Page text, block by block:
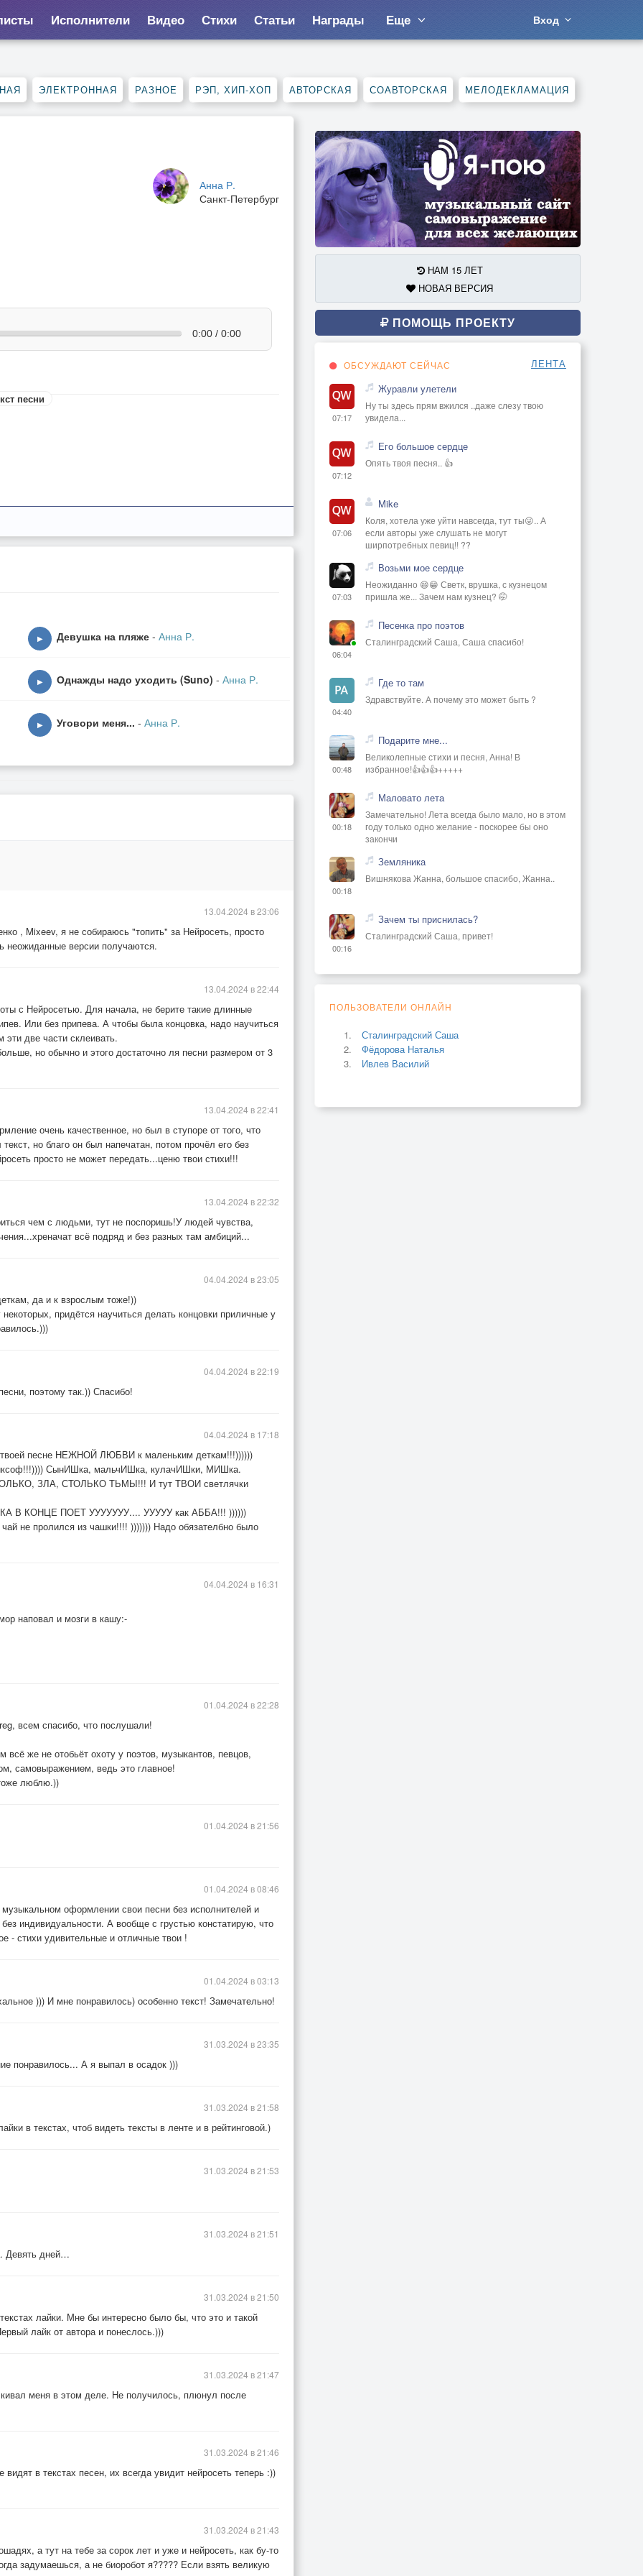
Исполнители Видео Стихи Статьи Награды Еще Вход
ЭЛЕКТРОННАЯ РАЗНОЕ РЭП, ХИП-ХОП АВТОРСКАЯ СОАВТОРСКАЯ МЕЛОДЕКЛАМАЦИЯ
Анна Р.
Санкт-Петербург
0:00 / 0:00
песни
▶ Девушка на пляже - Анна Р.
▶ Однажды надо уходить (Suno) - Анна Р.
▶ Уговори меня... - Анна Р.
, Mixeev, я не собираюсь "топить" за Нейросеть, просто
неожиданные версии получаются.
13.04.2024 в 23:06
с Нейросетью. Для начала, не берите такие длинные
Или без припева. А чтобы была концовка, надо научиться
две части склеивать.
но обычно и этого достаточно ля песни размером от 3
13.04.2024 в 22:44
очень качественное, но был в ступоре от того, что
но благо он был напечатан, потом прочёл его без
просто не может передать...ценю твои стихи!!!
13.04.2024 в 22:41
чем с людьми, тут не поспоришь!У людей чувства,
всё подряд и без разных там амбиций...
13.04.2024 в 22:32
да и к взрослым тоже!))
придётся научиться делать концовки приличные у
04.04.2024 в 23:05
поэтому так.)) Спасибо!
04.04.2024 в 22:19
твоей песне НЕЖНОЙ ЛЮБВИ к маленьким деткам!!!))))))
СынИШка, мальчИШка, кулачИШки, МИШка.
ЗЛА, СТОЛЬКО ТЬМЫ!!! И тут ТВОИ светлячки
В КОНЦЕ ПОЕТ УУУУУУУ.... УУУУУ как АББА!!! ))))))
не пролился из чашки!!!! ))))))) Надо обязателбно было
04.04.2024 в 17:18
наповал и мозги в кашу:-
04.04.2024 в 16:31
всем спасибо, что послушали!
же не отобьёт охоту у поэтов, музыкантов, певцов,
самовыражением, ведь это главное!
люблю.))
01.04.2024 в 22:28
01.04.2024 в 21:56
оформлении свои песни без исполнителей и
индивидуальности. А вообще с грустью констатирую, что
- стихи удивительные и отличные твои !
01.04.2024 в 08:46
))) И мне понравилось) особенно текст! Замечательно!
01.04.2024 в 03:13
понравилось... А я выпал в осадок )))
31.03.2024 в 23:35
в текстах, чтоб видеть тексты в ленте и в рейтинговой.)
31.03.2024 в 21:58
31.03.2024 в 21:53
Девять дней…
31.03.2024 в 21:51
лайки. Мне бы интересно было бы, что это и такой
лайк от автора и понеслось.)))
31.03.2024 в 21:50
меня в этом деле. Не получилось, плюнул после
31.03.2024 в 21:47
в текстах песен, их всегда увидит нейросеть теперь :))
31.03.2024 в 21:46
а тут на тебе за сорок лет и уже и нейросеть, как бу-то
задумаешься, а не биоробот я????? Если взять великую
31.03.2024 в 21:43
НАМ 15 ЛЕТ
НОВАЯ ВЕРСИЯ
ПОМОЩЬ ПРОЕКТУ
ОБСУЖДАЮТ СЕЙЧАС ЛЕНТА
07:17
Журавли улетели
Ну ты здесь прям вжился ..даже слезу твою
увидела...
07:12
Его большое сердце
Опять твоя песня.. 👍
07:06
Mike
Коля, хотела уже уйти навсегда, тут ты😜.. А
если авторы уже слушать не могут
ширпотребных певиц!! ??
07:03
Возьми мое сердце
Неожиданно 😄😁 Светк, врушка, с кузнецом
пришла же... Зачем нам кузнец? 🤭
06:04
Песенка про поэтов
Сталинградский Саша, Саша спасибо!
04:40
Где то там
Здравствуйте. А почему это может быть ?
00:48
Подарите мне...
Великолепные стихи и песня, Анна! В
избранное!👍👍👍+++++
00:18
Маловато лета
Замечательно! Лета всегда было мало, но в этом
году только одно желание - поскорее бы оно
закончи
00:18
Земляника
Вишнякова Жанна, большое спасибо, Жанна..
00:16
Зачем ты приснилась?
Сталинградский Саша, привет!
ПОЛЬЗОВАТЕЛИ ОНЛАЙН
Сталинградский Саша
Фёдорова Наталья
Ивлев Василий